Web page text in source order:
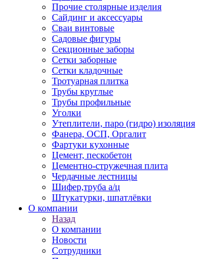
Прочие столярные изделия
Сайдинг и аксессуары
Сваи винтовые
Садовые фигуры
Секционные заборы
Сетки заборные
Сетки кладочные
Тротуарная плитка
Трубы круглые
Трубы профильные
Уголки
Утеплители, паро (гидро) изоляция
Фанера, ОСП, Оргалит
Фартуки кухонные
Цемент, пескобетон
Цементно-стружечная плита
Чердачные лестницы
Шифер,труба а/ц
Штукатурки, шпатлёвки
О компании
Назад
О компании
Новости
Сотрудники